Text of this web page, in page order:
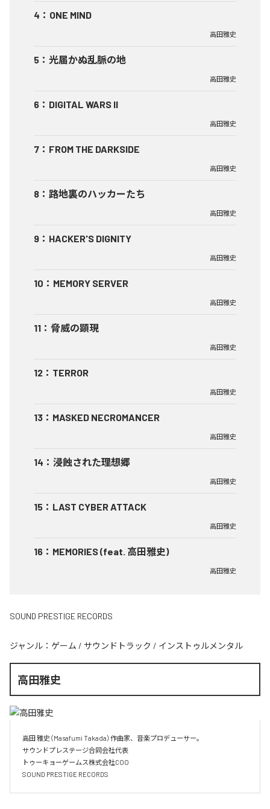
4 ： ONE MIND
高田雅史
5 ： 光届かぬ乱脈の地
高田雅史
6 ： DIGITAL WARS II
高田雅史
7 ： FROM THE DARKSIDE
高田雅史
8 ： 路地裏のハッカーたち
高田雅史
9 ： HACKER'S DIGNITY
高田雅史
10 ： MEMORY SERVER
高田雅史
11 ： 脅威の顕現
高田雅史
12 ： TERROR
高田雅史
13 ： MASKED NECROMANCER
高田雅史
14 ： 浸蝕された理想郷
高田雅史
15 ： LAST CYBER ATTACK
高田雅史
16 ： MEMORIES (feat. 高田雅史)
高田雅史
SOUND PRESTIGE RECORDS
ジャンル： ゲーム / サウンドトラック / インストゥルメンタル
高田雅史
高田 雅史（Masafumi Takada）作曲家、音楽プロデューサー。
サウンドプレステージ合同会社代表
トゥーキョーゲームス株式会社COO
SOUND PRESTIGE RECORDS